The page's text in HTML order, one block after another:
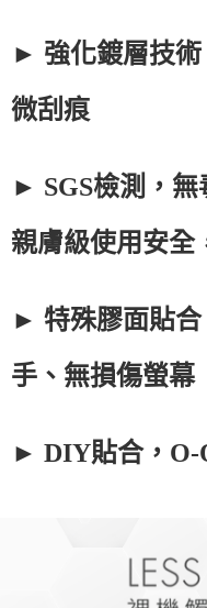
► 強化鍍層技術
微刮痕
► SGS檢測，無
親膚級使用安全
► 特殊膠面貼合
手、無損傷螢幕
► DIY貼合，O-